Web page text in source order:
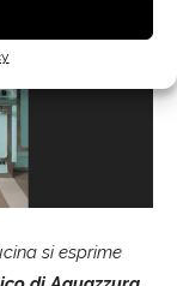
si esprime